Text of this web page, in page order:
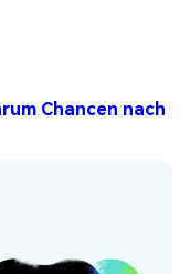
Chancen nach